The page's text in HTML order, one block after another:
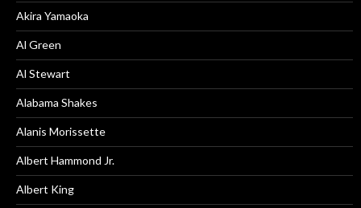
Akira Yamaoka
Al Green
Al Stewart
Alabama Shakes
Alanis Morissette
Albert Hammond Jr.
Albert King